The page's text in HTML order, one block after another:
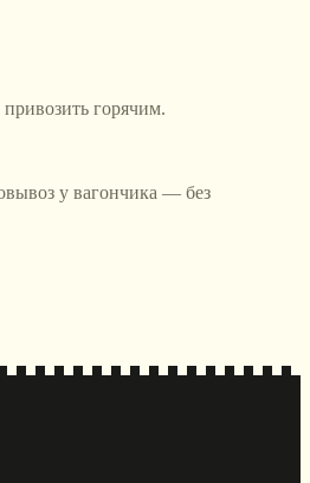
горячим.
у вагончика — без